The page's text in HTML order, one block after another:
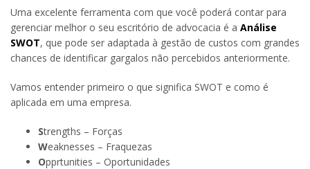
Uma excelente ferramenta com que você poderá contar para
gerenciar melhor o seu escritório de advocacia é a Análise
SWOT, que pode ser adaptada à gestão de custos com grandes
chances de identificar gargalos não percebidos anteriormente.
Vamos entender primeiro o que significa SWOT e como é
aplicada em uma empresa.
Strengths – Forças
Weaknesses – Fraquezas
Opprtunities – Oportunidades